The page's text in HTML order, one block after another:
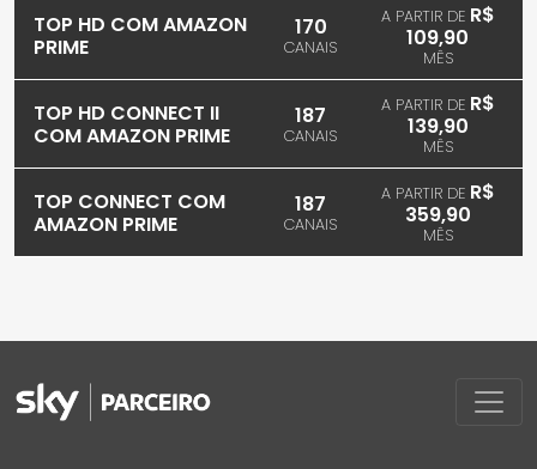
TOP HD COM AMAZON
PRIME
170
CANAIS
A PARTIR DE R$
109,90
MÊS
TOP HD CONNECT II
COM AMAZON PRIME
187
CANAIS
A PARTIR DE R$
139,90
MÊS
TOP CONNECT COM
AMAZON PRIME
187
CANAIS
A PARTIR DE R$
359,90
MÊS